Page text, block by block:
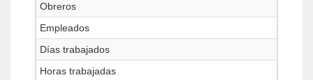
Obreros
Empleados
Días trabajados
Horas trabajadas